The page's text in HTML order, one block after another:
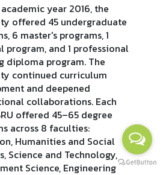
academic year 2016, the
offered 45 undergraduate
6 master's programs, 1
program, and 1 professional
diploma program. The
continued curriculum
and deepened
collaborations. Each
offered 45–65 degree
across 8 faculties:
Humanities and Social
Science and Technology,
Science, Engineering